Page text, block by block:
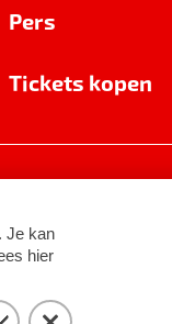
Pers
Tickets kopen